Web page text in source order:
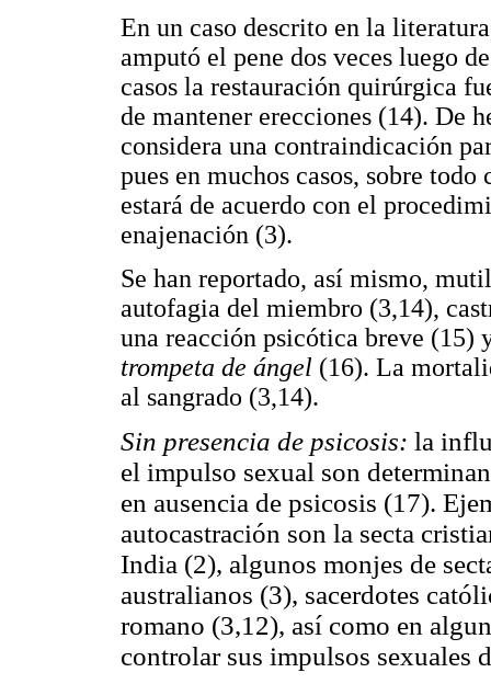
En un caso descrito en la
amputó el pene dos veces luego
casos la restauración quirúrgica
de mantener erecciones (14). De
considera una contraindicación
pues en muchos casos, sobre
estará de acuerdo con el
enajenación (3).
Se han reportado, así mismo,
autofagia del miembro (3,14),
una reacción psicótica breve (15)
trompeta de ángel (16). La
al sangrado (3,14).
Sin presencia de psicosis: la
el impulso sexual son
en ausencia de psicosis (17).
autocastración son la secta
India (2), algunos monjes de
australianos (3), sacerdotes
romano (3,12), así como en
controlar sus impulsos sexuales